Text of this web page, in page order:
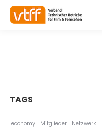
TAGS
economy Mitglieder Netzwerk